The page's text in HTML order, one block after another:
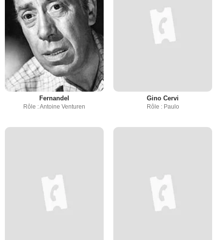
Fernandel
Rôle : Antoine Venturen
Gino Cervi
Rôle : Paulo